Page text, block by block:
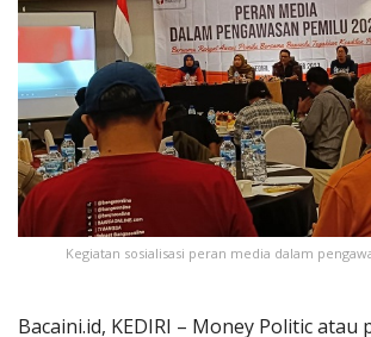
Kegiatan sosialisasi peran media dalam
Bacaini.id, KEDIRI – Money Politic